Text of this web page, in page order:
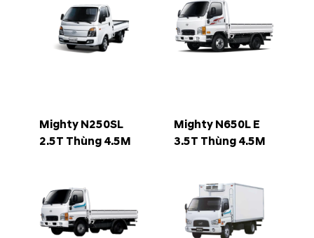
Mighty N250SL
2.5T Thùng 4.5M
Mighty N650L E
3.5T Thùng 4.5M